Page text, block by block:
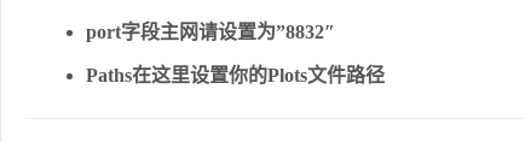
port字段主网请设置为”8832″
Paths在这里设置你的Plots文件路径